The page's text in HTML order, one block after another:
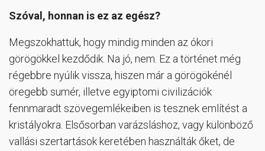
Szóval, honnan is ez az egész?
Megszokhattuk, hogy mindig minden az ókori
görögökkel kezdődik. Na jó, nem. Ez a történet még
régebbre nyúlik vissza, hiszen már a görögökénél
öregebb sumér, illetve egyiptomi civilizációk
fennmaradt szövegemlékeiben is tesznek említést a
kristályokra. Elsősorban varázsláshoz, vagy különböző
vallási szertartások keretében használták őket, de